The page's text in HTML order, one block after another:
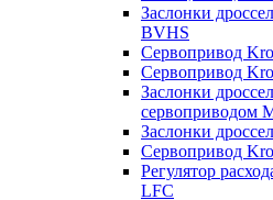
Заслонки
BVHS
Сервопривод
Сервопривод
Заслонки
сервоприводом
Заслонки
Cервопривод
Регулятор
LFC